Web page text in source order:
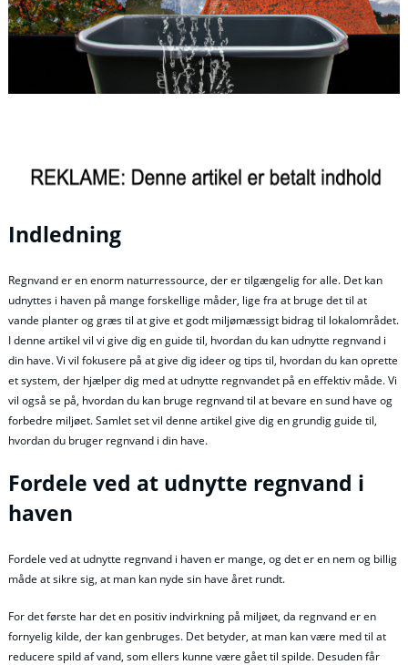
Indledning
Regnvand er en enorm naturressource, der er tilgængelig for alle. Det kan
udnyttes i haven på mange forskellige måder, lige fra at bruge det til at
vande planter og græs til at give et godt miljømæssigt bidrag til lokalområdet.
I denne artikel vil vi give dig en guide til, hvordan du kan udnytte regnvand i
din have. Vi vil fokusere på at give dig ideer og tips til, hvordan du kan oprette
et system, der hjælper dig med at udnytte regnvandet på en effektiv måde. Vi
vil også se på, hvordan du kan bruge regnvand til at bevare en sund have og
forbedre miljøet. Samlet set vil denne artikel give dig en grundig guide til,
hvordan du bruger regnvand i din have.
Fordele ved at udnytte regnvand i
haven
Fordele ved at udnytte regnvand i haven er mange, og det er en nem og billig
måde at sikre sig, at man kan nyde sin have året rundt.
For det første har det en positiv indvirkning på miljøet, da regnvand er en
fornyelig kilde, der kan genbruges. Det betyder, at man kan være med til at
reducere spild af vand, som ellers kunne være gået til spilde. Desuden får